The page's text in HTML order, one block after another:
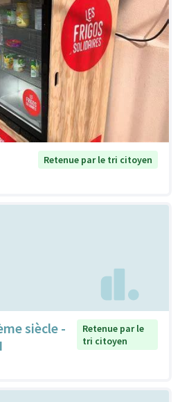
Retenue par le tri citoyen
siècle -
Retenue par le
tri citoyen